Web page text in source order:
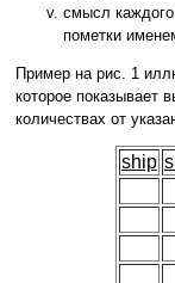
смысл каждого
пометки
Пример на рис. 1
которое показывает
количествах от
ship